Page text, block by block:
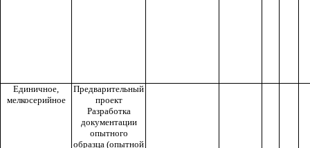
Единичное,
мелкосерийное
Предварительный
проект
Разработка
документации
опытного
образца (опытной